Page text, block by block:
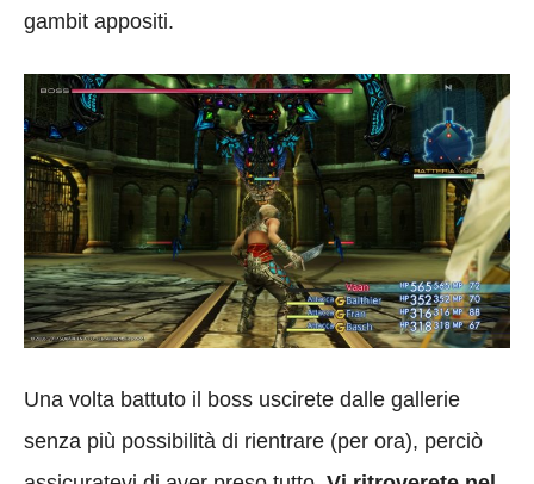
gambit appositi.
Una volta battuto il boss uscirete dalle gallerie
senza più possibilità di rientrare (per ora), perciò